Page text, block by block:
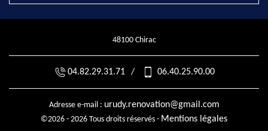
48100 Chirac
04.82.29.31.71 / 06.40.25.90.00
Adresse e-mail : urudy.renovation@gmail.com
©2026 - 2026 Tous droits réservés - Mentions légales